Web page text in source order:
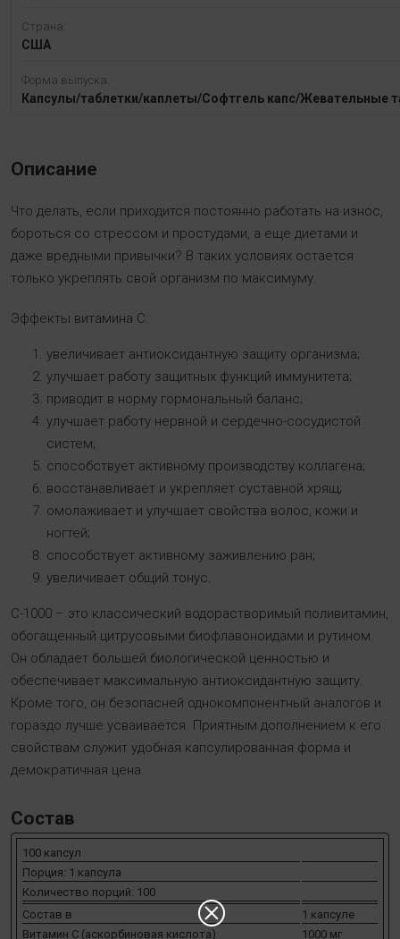
Страна:
США
Форма выпуска:
Капсулы/таблетки/каплеты/Софтгель капс/Жевательные
Описание
Что делать, если приходится постоянно работать на износ,
бороться со стрессом и простудами, а еще диетами и
даже вредными привычки? В таких условиях остается
только укреплять свой организм по максимуму.
Эффекты витамина C:
увеличивает антиоксидантную защиту организма;
улучшает работу защитных функций иммунитета;
приводит в норму гормональный баланс;
улучшает работу нервной и сердечно-сосудистой
систем;
способствует активному производству коллагена;
восстанавливает и укрепляет суставной хрящ;
омолаживает и улучшает свойства волос, кожи и
ногтей;
способствует активному заживлению ран;
увеличивает общий тонус.
C-1000 – это классический водорастворимый поливитамин,
обогащенный цитрусовыми биофлавоноидами и рутином.
Он обладает большей биологической ценностью и
обеспечивает максимальную антиоксидантную защиту.
Кроме того, он безопасней однокомпонентный аналогов и
гораздо лучше усваивается. Приятным дополнением к его
свойствам служит удобная капсулированная форма и
демократичная цена.
Состав
100 капсул
Порция: 1 капсула
Количество порций: 100
Состав в
1 капсуле
Витамин С (аскорбиновая кислота)
1000 мг